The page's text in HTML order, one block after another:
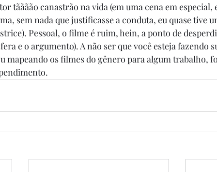
tãããão canastrão na vida (em uma cena em
sem nada que justificasse a conduta, eu quase tive
Pessoal, o filme é ruim, hein, a ponto de
e o argumento). A não ser que você esteja fazendo
mapeando os filmes do gênero para algum trabalho,